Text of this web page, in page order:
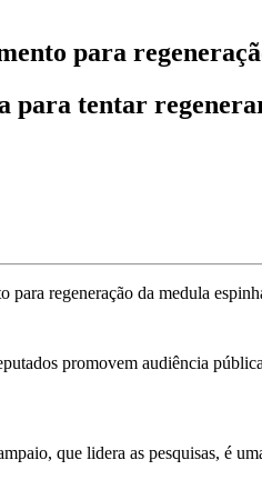
para
tentar regenerar
promovem audiência
que lidera as pesquisas, é